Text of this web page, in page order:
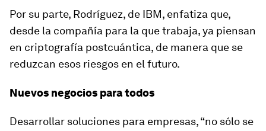
Por su parte, Rodríguez, de IBM, enfatiza que,
desde la compañía para la que trabaja, ya piensan
en criptografía postcuántica, de manera que se
reduzcan esos riesgos en el futuro.
Nuevos negocios para todos
Desarrollar soluciones para empresas, “no sólo se